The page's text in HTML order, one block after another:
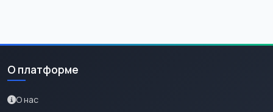
О платформе
О нас